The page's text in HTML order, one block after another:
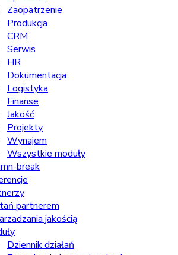
Zaopatrzenie
Produkcja
CRM
Serwis
HR
Dokumentacja
Logistyka
Finanse
Jakość
Projekty
Wynajem
Wszystkie moduły
break
partnerem
jakością
Dziennik działań